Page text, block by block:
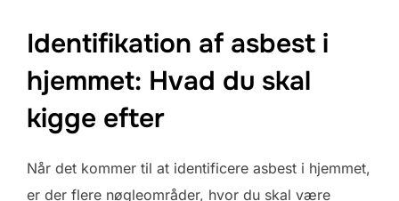
Identifikation af asbest i
hjemmet: Hvad du skal
kigge efter
Når det kommer til at identificere asbest i hjemmet,
er der flere nøgleområder, hvor du skal være